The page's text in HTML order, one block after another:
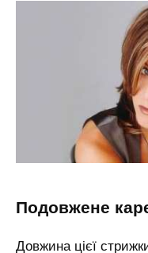
подовжене
Довжина цієї